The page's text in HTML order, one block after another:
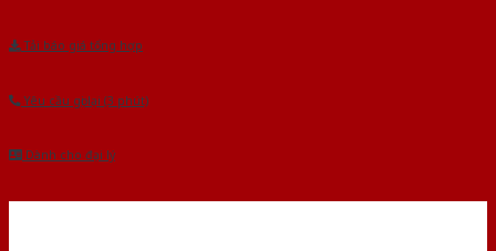
Tải báo giá tổng hợp
Yêu cầu gọi lại (3 phút)
Dành cho đại lý